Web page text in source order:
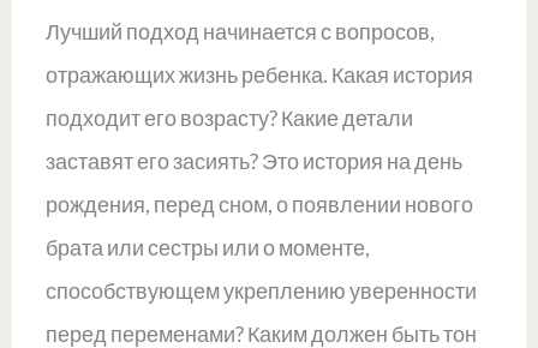
Лучший подход начинается с вопросов,
отражающих жизнь ребенка. Какая история
подходит его возрасту? Какие детали
заставят его засиять? Это история на день
рождения, перед сном, о появлении нового
брата или сестры или о моменте,
способствующем укреплению уверенности
перед переменами? Каким должен быть тон